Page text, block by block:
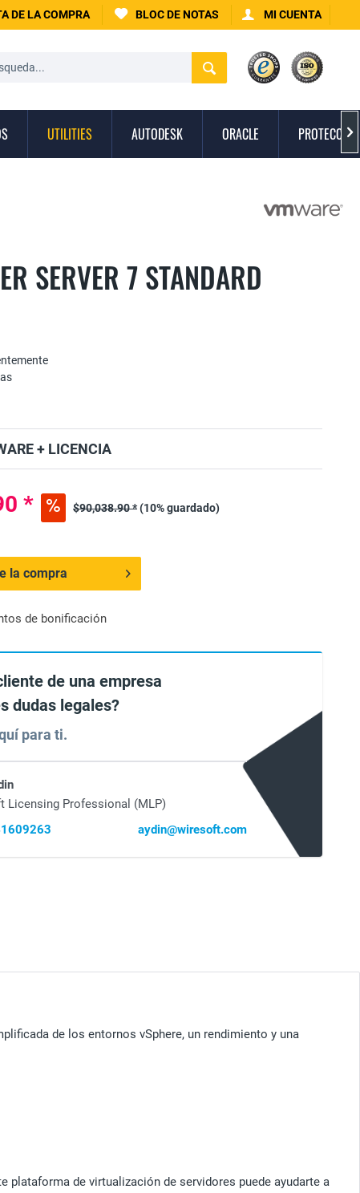
DE LA COMPRA BLOC DE NOTAS MI CUENTA
UTILITIES AUTODESK ORACLE 
SERVER 7 STANDARD
de bonificación
+ LICENCIA
* $90,038.90 *(10% guardado)
la compra
de una empresa
dudas legales?
para ti.
Licensing Professional (MLP)
aydin@wiresoft.com
de los entornos vSphere, un rendimiento y una
de virtualización de servidores puede ayudarte a